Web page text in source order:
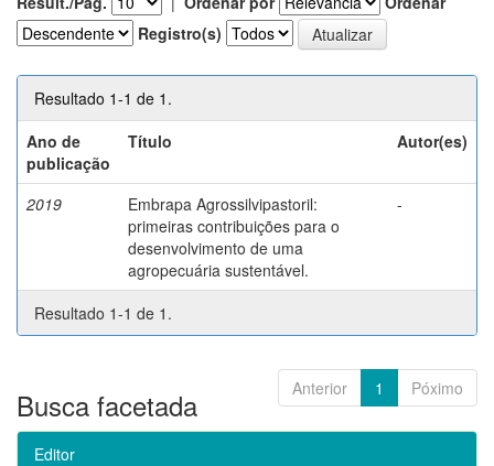
Registro(s)
Resultado 1-1 de 1.
Ano de
publicação
Título Autor(es)
2019
Embrapa Agrossilvipastoril:
primeiras contribuições para o
desenvolvimento de uma
agropecuária sustentável.
-
Resultado 1-1 de 1.
Anterior 1 Póximo
Busca facetada
Editor